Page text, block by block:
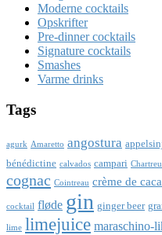
Moderne cocktails
Opskrifter
Pre-dinner cocktails
Signature cocktails
Smashes
Varme drinks
Tags
agurk Amaretto angostura
bénédictine calvados campari
cognac Cointreau crème de
cocktail fløde gin ginger beer
lime limejuice maraschino-